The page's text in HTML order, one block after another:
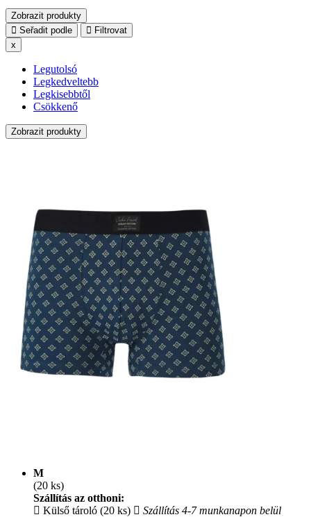
Zobrazit produkty
Seřadit podle
Filtrovat
x
Legutolsó
Legkedveltebb
Legkisebbtől
Csökkenő
Zobrazit produkty
M
(20 ks)
Szállítás az otthoni:
Külső tároló (20 ks)
Szállítás 4-7 munkanapon belül